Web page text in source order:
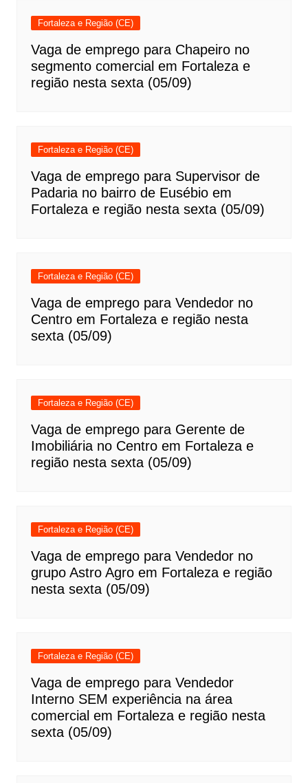
Fortaleza e Região (CE)
Vaga de emprego para Chapeiro no
segmento comercial em Fortaleza e
região nesta sexta (05/09)
Fortaleza e Região (CE)
Vaga de emprego para Supervisor de
Padaria no bairro de Eusébio em
Fortaleza e região nesta sexta (05/09)
Fortaleza e Região (CE)
Vaga de emprego para Vendedor no
Centro em Fortaleza e região nesta
sexta (05/09)
Fortaleza e Região (CE)
Vaga de emprego para Gerente de
Imobiliária no Centro em Fortaleza e
região nesta sexta (05/09)
Fortaleza e Região (CE)
Vaga de emprego para Vendedor no
grupo Astro Agro em Fortaleza e região
nesta sexta (05/09)
Fortaleza e Região (CE)
Vaga de emprego para Vendedor
Interno SEM experiência na área
comercial em Fortaleza e região nesta
sexta (05/09)